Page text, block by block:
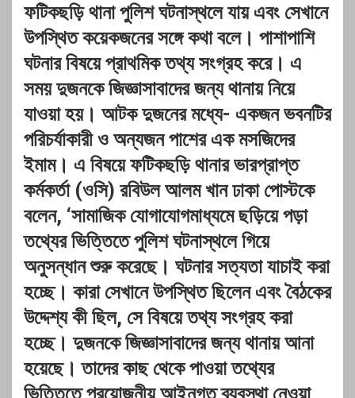
ফটিকছড়ি থানা পুলিশ ঘটনাস্থলে যায় এবং সেখানে
উপস্থিত কয়েকজনের সঙ্গে কথা বলে। পাশাপাশি
ঘটনার বিষয়ে প্রাথমিক তথ্য সংগ্রহ করে। এ
সময় দুজনকে জিজ্ঞাসাবাদের জন্য থানায় নিয়ে
যাওয়া হয়। আটক দুজনের মধ্যে- একজন ভবনটির
পরিচর্যাকারী ও অন্যজন পাশের এক মসজিদের
ইমাম। এ বিষয়ে ফটিকছড়ি থানার ভারপ্রাপ্ত
কর্মকর্তা (ওসি) রবিউল আলম খান ঢাকা পোস্টকে
বলেন, ‘সামাজিক যোগাযোগমাধ্যমে ছড়িয়ে পড়া
তথ্যের ভিত্তিতে পুলিশ ঘটনাস্থলে গিয়ে
অনুসন্ধান শুরু করেছে। ঘটনার সত্যতা যাচাই করা
হচ্ছে। কারা সেখানে উপস্থিত ছিলেন এবং বৈঠকের
উদ্দেশ্য কী ছিল, সে বিষয়ে তথ্য সংগ্রহ করা
হচ্ছে। দুজনকে জিজ্ঞাসাবাদের জন্য থানায় আনা
হয়েছে। তাদের কাছ থেকে পাওয়া তথ্যের